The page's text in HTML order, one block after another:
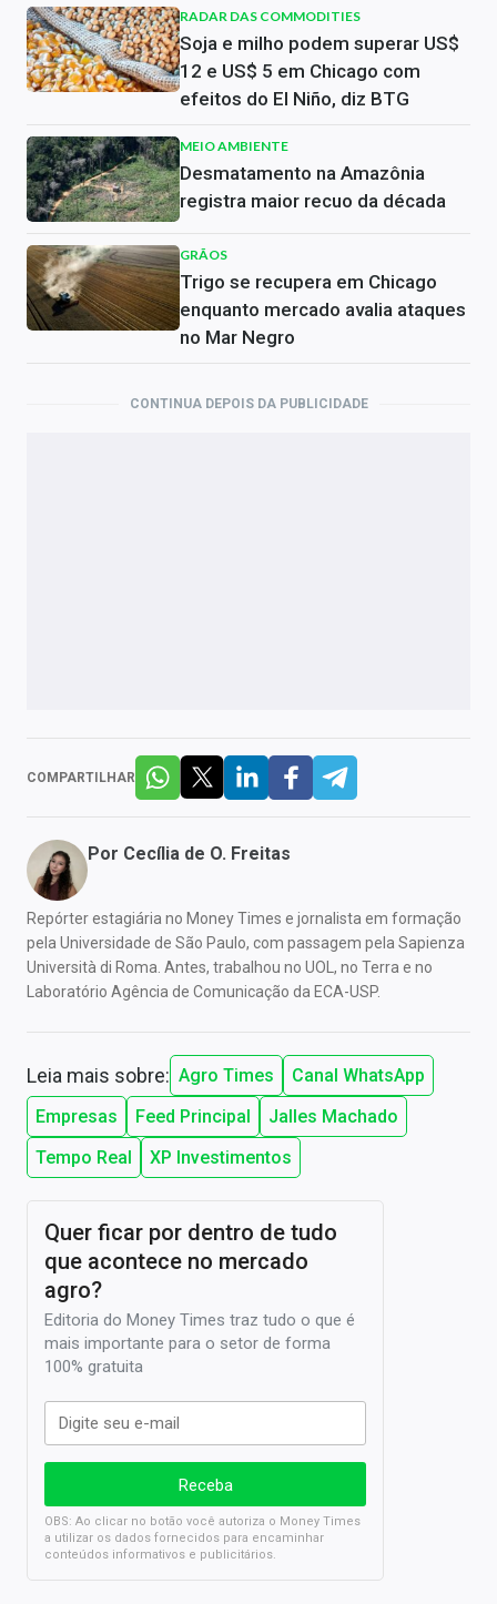
RADAR DAS COMMODITIES
Soja e milho podem superar US$
12 e US$ 5 em Chicago com
efeitos do El Niño, diz BTG
MEIO AMBIENTE
Desmatamento na Amazônia
registra maior recuo da década
GRÃOS
Trigo se recupera em Chicago
enquanto mercado avalia ataques
no Mar Negro
CONTINUA DEPOIS DA PUBLICIDADE
COMPARTILHAR
Por Cecília de O. Freitas
Repórter estagiária no Money Times e jornalista em formação
pela Universidade de São Paulo, com passagem pela Sapienza
Università di Roma. Antes, trabalhou no UOL, no Terra e no
Laboratório Agência de Comunicação da ECA-USP.
Leia mais sobre: Agro Times
Canal WhatsApp
Empresas
Feed Principal
Jalles Machado
Tempo Real
XP Investimentos
Quer ficar por dentro de tudo
que acontece no mercado
agro?
Editoria do Money Times traz tudo o que é
mais importante para o setor de forma
100% gratuita
OBS: Ao clicar no botão você autoriza o Money Times
a utilizar os dados fornecidos para encaminhar
conteúdos informativos e publicitários.